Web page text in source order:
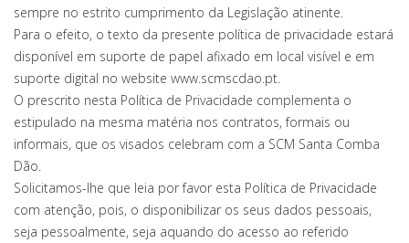
sempre no estrito cumprimento da Legislação atinente.
Para o efeito, o texto da presente política de privacidade estará
disponível em suporte de papel afixado em local visível e em
suporte digital no website www.scmscdao.pt.
O prescrito nesta Política de Privacidade complementa o
estipulado na mesma matéria nos contratos, formais ou
informais, que os visados celebram com a SCM Santa Comba
Dão.
Solicitamos-lhe que leia por favor esta Política de Privacidade
com atenção, pois, o disponibilizar os seus dados pessoais,
seja pessoalmente, seja aquando do acesso ao referido